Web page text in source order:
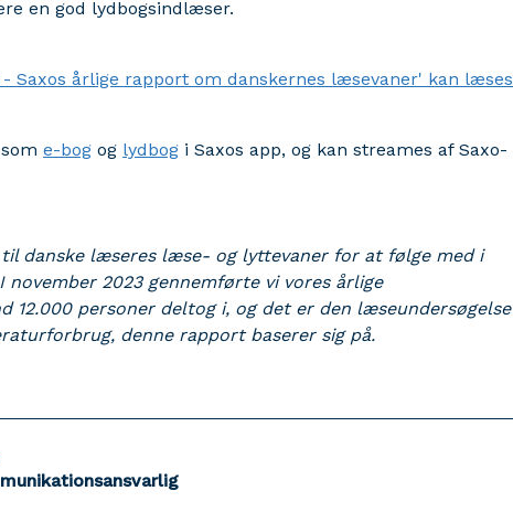
en god lydbogsindlæser.
Saxos årlige rapport om danskernes læsevaner' kan læses
e-bog og lydbog i Saxos app, og kan streames af Saxo-
til danske læseres læse- og lyttevaner for at følge med i
2023 gennemførte vi vores årlige
12.000 personer deltog i, og det er den læseundersøgelse
denne rapport baserer sig på.